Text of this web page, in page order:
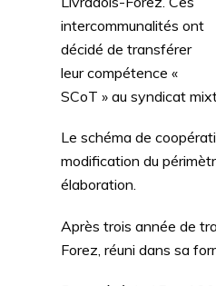
intercommunalités ont
décidé de transférer
leur compétence «
SCoT » au syndicat
Le schéma de
modification du
élaboration.
Après trois année de
Forez, réuni dans sa